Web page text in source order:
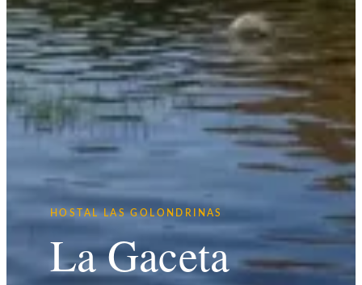
HOSTAL LAS GOLONDRINAS
La Gaceta